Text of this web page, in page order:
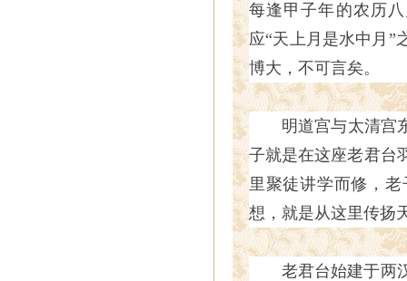
每逢甲子年的农历
应“天上月是水中月”
博大，不可言矣。
明道宫与太清宫
子就是在这座老君台
里聚徒讲学而修，
想，就是从这里传扬
老君台始建于两